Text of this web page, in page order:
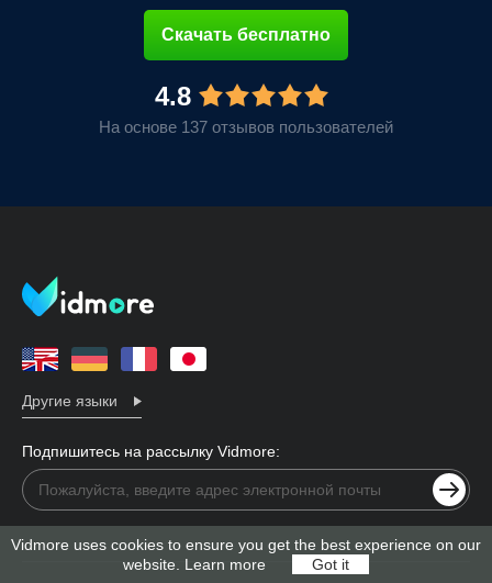
Скачать бесплатно
4.8
На основе 137 отзывов пользователей
Другие языки
Подпишитесь на рассылку Vidmore:
Vidmore uses cookies to ensure you get the best experience on our
website. Learn more Got it